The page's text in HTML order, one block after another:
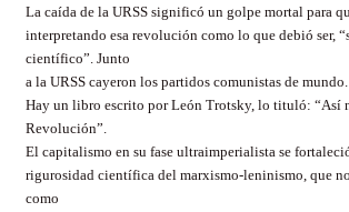
La caída de la URSS significó un golpe mortal para
interpretando esa revolución como lo que debió ser,
científico”. Junto
a la URSS cayeron los partidos comunistas de mundo.
Hay un libro escrito por León Trotsky, lo tituló: “Así
Revolución”.
El capitalismo en su fase ultraimperialista se
rigurosidad científica del marxismo-leninismo, que
como